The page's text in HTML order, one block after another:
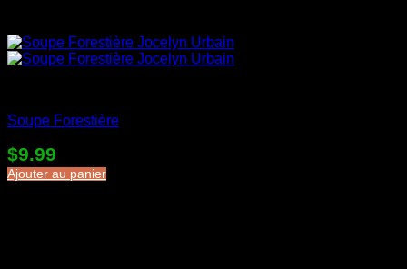
Soupe Forestière
$9.99
Ajouter au panier